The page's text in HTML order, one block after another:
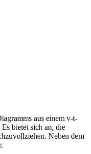
aus einem v-t-
bietet sich an, die
Neben dem